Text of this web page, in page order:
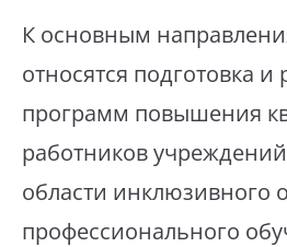
К основным
относятся подготовка и
программ повышения
работников
области инклюзивного
профессионального